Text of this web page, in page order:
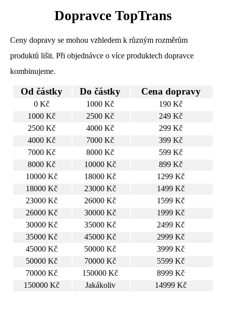
Dopravce TopTrans
Ceny dopravy se mohou vzhledem k různým rozměrům
produktů lišit. Při objednávce o více produktech dopravce
kombinujeme.
Od částky Do částky Cena dopravy
0 Kč 1000 Kč
190 Kč
1000 Kč
2500 Kč
249 Kč
2500 Kč
4000 Kč
299 Kč
4000 Kč
7000 Kč
399 Kč
7000 Kč
8000 Kč
599 Kč
8000 Kč
10000 Kč
899 Kč
10000 Kč
18000 Kč
1299 Kč
18000 Kč
23000 Kč
1499 Kč
23000 Kč
26000 Kč
1599 Kč
26000 Kč
30000 Kč
1999 Kč
30000 Kč
35000 Kč
2499 Kč
35000 Kč
45000 Kč
2999 Kč
45000 Kč
50000 Kč
3999 Kč
50000 Kč
70000 Kč
5599 Kč
70000 Kč
150000 Kč
8999 Kč
150000 Kč
Jakákoliv 14999 Kč